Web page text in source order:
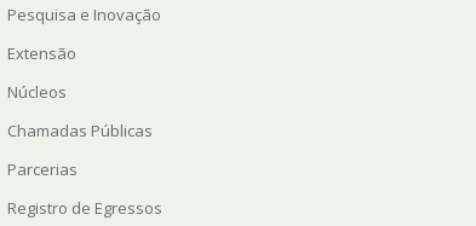
Pesquisa e Inovação
Extensão
Núcleos
Chamadas Públicas
Parcerias
Registro de Egressos